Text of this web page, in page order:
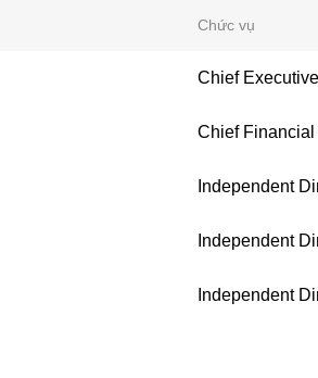
Chức vụ
Chief
Chief Financial
Independent
Independent
Independent